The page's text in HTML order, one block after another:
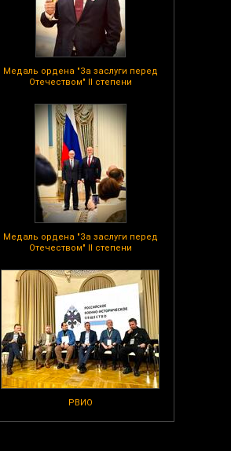
Медаль ордена "За заслуги перед
Отечеством" II степени
Медаль ордена "За заслуги перед
Отечеством" II степени
РВИО